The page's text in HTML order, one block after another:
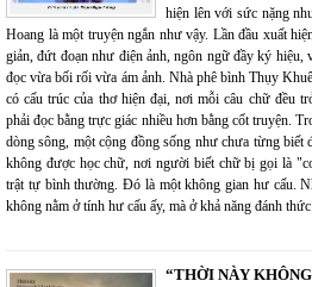
hiện lên với sức nặng
Hoang là một truyện ngắn như vậy. Lần đầu xuất
giản, đứt đoạn như điện ảnh, ngôn ngữ đầy ký hiệu,
đọc vừa bối rối vừa ám ảnh. Nhà phê bình Thụy
có cấu trúc của thơ hiện đại, nơi mỗi câu chữ đều
phải đọc bằng trực giác nhiều hơn bằng cốt truyện.
dòng sông, một cộng đồng sống như chưa từng biết
không được học chữ, nơi người biết chữ bị gọi là
trật tự bình thường. Đó là một không gian hư cấu.
không nằm ở tính hư cấu ấy, mà ở khả năng đánh
“THỜI NÀY